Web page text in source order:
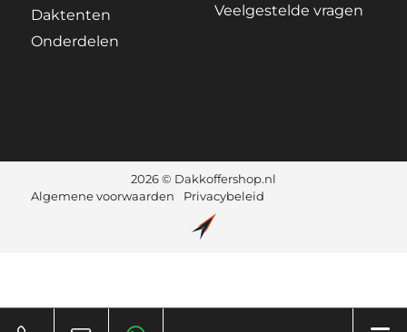
Daktenten
Onderdelen
Veelgestelde vragen
2026 © Dakkoffershop.nl
Algemene voorwaarden
Privacybeleid